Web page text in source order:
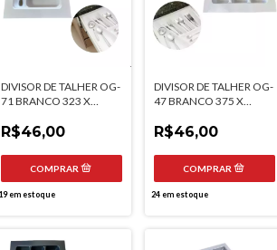
DIVISOR DE TALHER OG-
71 BRANCO 323 X
R$46,00
19em estoque
DIVISOR DE TALHER OG-
47 BRANCO 375 X
R$46,00
24em estoque